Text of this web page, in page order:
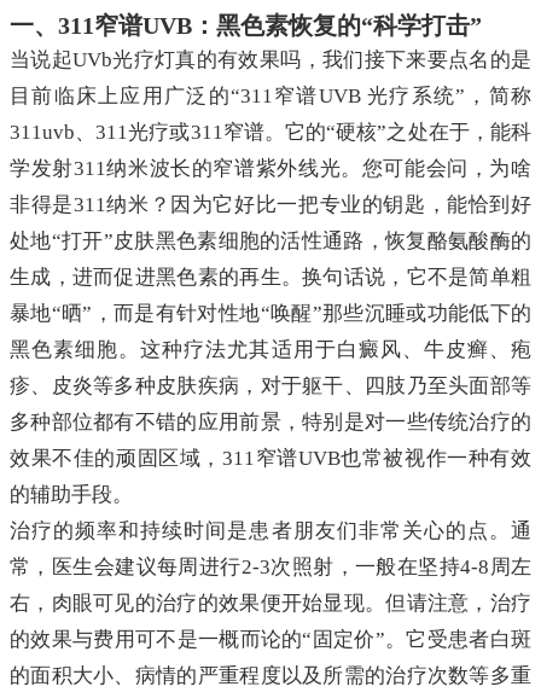
一、311窄谱UVB：黑色素恢复的“科学打击”
当说起UVb光疗灯真的有效果吗，我们接下来要点名的是
目前临床上应用广泛的“311窄谱UVB 光疗系统”，简称
311uvb、311光疗或311窄谱。它的“硬核”之处在于，能科
学发射311纳米波长的窄谱紫外线光。您可能会问，为啥
非得是311纳米？因为它好比一把专业的钥匙，能恰到好
处地“打开”皮肤黑色素细胞的活性通路，恢复酪氨酸酶的
生成，进而促进黑色素的再生。换句话说，它不是简单粗
暴地“晒”，而是有针对性地“唤醒”那些沉睡或功能低下的
黑色素细胞。这种疗法尤其适用于白癜风、牛皮癣、疱
疹、皮炎等多种皮肤疾病，对于躯干、四肢乃至头面部等
多种部位都有不错的应用前景，特别是对一些传统治疗的
效果不佳的顽固区域，311窄谱UVB也常被视作一种有效
的辅助手段。
治疗的频率和持续时间是患者朋友们非常关心的点。通
常，医生会建议每周进行2-3次照射，一般在坚持4-8周左
右，肉眼可见的治疗的效果便开始显现。但请注意，治疗
的效果与费用可不是一概而论的“固定价”。它受患者白斑
的面积大小、病情的严重程度以及所需的治疗次数等多重